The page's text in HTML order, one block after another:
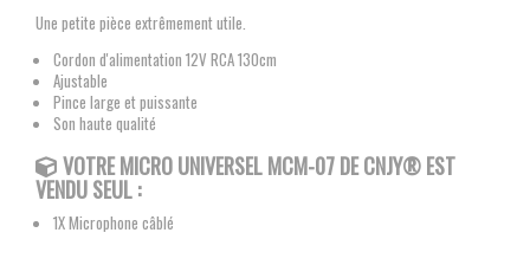
Une petite pièce extrêmement utile.
Cordon d'alimentation 12V RCA 130cm
Ajustable
Pince large et puissante
Son haute qualité
VOTRE MICRO UNIVERSEL MCM-07DE CNJY®EST
VENDU SEUL :
1X Microphone câblé